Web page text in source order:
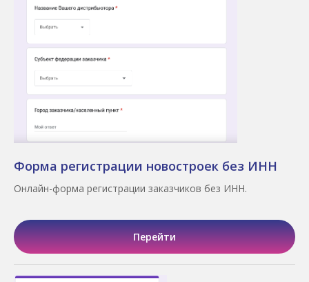
Форма регистрации новостроек без ИНН
Онлайн-форма регистрации заказчиков без ИНН.
Перейти